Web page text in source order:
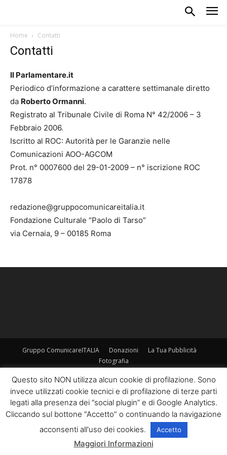
Home Contatti
Contatti
Il Parlamentare.it
Periodico d’informazione a carattere settimanale diretto
da Roberto Ormanni.
Registrato al Tribunale Civile di Roma N° 42/2006 – 3
Febbraio 2006.
Iscritto al ROC: Autorità per le Garanzie nelle
Comunicazioni AOO-AGCOM
Prot. n° 0007600 del 29-01-2009 – n° iscrizione ROC
17878
redazione@gruppocomunicareitalia.it
Fondazione Culturale “Paolo di Tarso”
via Cernaia, 9 – 00185 Roma
Gruppo ComunicareITALIA Donazioni
La Tua Pubblicità
Fotografia
©
Questo sito NON utilizza alcun cookie di profilazione. Sono
invece utilizzati cookie tecnici e di profilazione di terze parti
legati alla presenza dei “social plugin” e di Google Analytics.
Cliccando sul bottone "Accetto" o continuando la navigazione
acconsenti all'uso dei cookies.
Accetto
Maggiori Informazioni